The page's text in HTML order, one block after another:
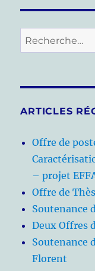
Recherche
pour :
ARTICLES
Offre de
– projet
Offre de
Soutenance
Deux Offres
Soutenance
Florent